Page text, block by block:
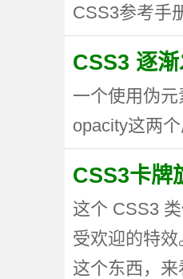
CSS3参考手
CSS3 逐
一个使用伪
opacity这两
CSS3卡牌
这个 CSS3
受欢迎的特
这个东西，